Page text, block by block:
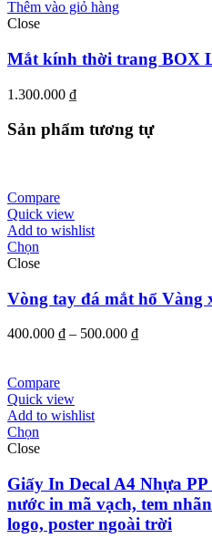
Thêm vào giỏ hàng
Close
Mắt kính thời trang BOX
1.300.000 ₫
Sản phẩm tương tự
Compare
Quick view
Add to wishlist
Chọn
Close
Vòng tay đá mắt hổ Vàng
400.000 ₫ – 500.000 ₫Khoảng
Compare
Quick view
Add to wishlist
Chọn
Close
Giấy In Decal A4 Nhựa
nước in mã vạch, tem
logo, poster ngoài trời